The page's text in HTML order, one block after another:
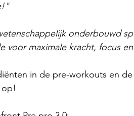
onderbouwd
voor maximale kracht, focus
in de pre-workouts en